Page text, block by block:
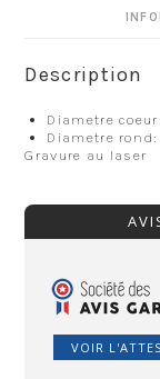
Description
Diametre
Diametre
Gravure au laser
VOIR